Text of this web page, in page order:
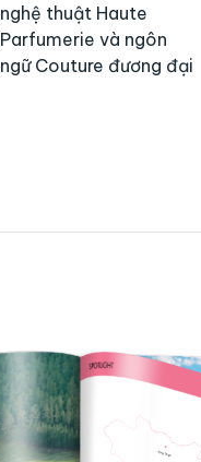
nghệ thuật Haute
Parfumerie và ngôn
ngữ Couture đương đại